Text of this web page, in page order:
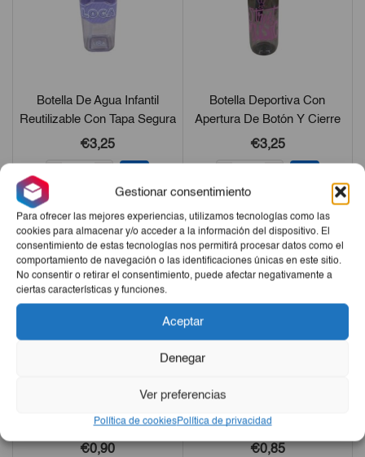
Gestionar consentimiento
Para ofrecer las mejores experiencias, utilizamos tecnologías como las
cookies para almacenar y/o acceder a la información del dispositivo. El
consentimiento de estas tecnologías nos permitirá procesar datos como el
comportamiento de navegación o las identificaciones únicas en este sitio.
No consentir o retirar el consentimiento, puede afectar negativamente a
ciertas características y funciones.
Aceptar
Denegar
Ver preferencias
Política de cookiesPolítica de privacidad
Botella De Agua Infantil
Reutilizable Con Tapa Segura
Antiderrame
€3,25
Botella Deportiva Con
Apertura De Botón Y Cierre
Seguro
€3,25
Peine Con Mango Curvo
€0,90
Tipo De Cabellos
€0,85